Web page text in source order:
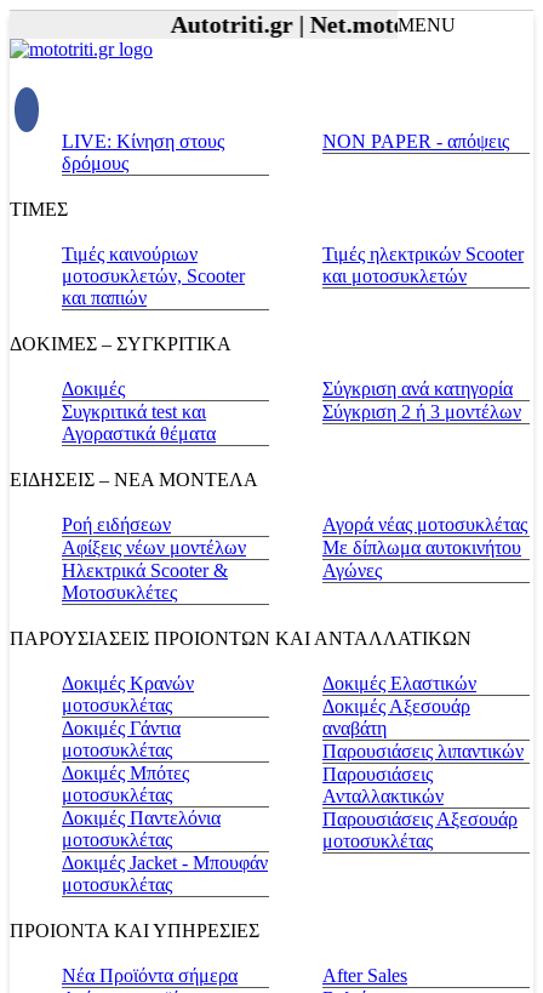
Autotriti.gr |Net.mototriti.gr |
MENU
LIVE: Κίνηση στους
δρόμους
NON PAPER - απόψεις
ΤΙΜΕΣ
Τιμές καινούριων
μοτοσυκλετών, Scooter
και παπιών
Τιμές ηλεκτρικών Scooter
και μοτοσυκλετών
ΔΟΚΙΜΕΣ – ΣΥΓΚΡΙΤΙΚΑ
Δοκιμές
Συγκριτικά test και
Αγοραστικά θέματα
Σύγκριση ανά κατηγορία
Σύγκριση 2 ή 3 μοντέλων
ΕΙΔΗΣΕΙΣ – ΝΕΑ ΜΟΝΤΕΛΑ
Ροή ειδήσεων
Αφίξεις νέων μοντέλων
Ηλεκτρικά Scooter &
Μοτοσυκλέτες
Αγορά νέας μοτοσυκλέτας
Με δίπλωμα αυτοκινήτου
Αγώνες
ΠΑΡΟΥΣΙΑΣΕΙΣ ΠΡΟΙΟΝΤΩΝ ΚΑΙ ΑΝΤΑΛΛΑΤΙΚΩΝ
Δοκιμές Κρανών
μοτοσυκλέτας
Δοκιμές Γάντια
μοτοσυκλέτας
Δοκιμές Μπότες
μοτοσυκλέτας
Δοκιμές Παντελόνια
μοτοσυκλέτας
Δοκιμές Jacket - Μπουφάν
μοτοσυκλέτας
Δοκιμές Ελαστικών
Δοκιμές Αξεσουάρ
αναβάτη
Παρουσιάσεις λιπαντικών
Παρουσιάσεις
Ανταλλακτικών
Παρουσιάσεις Αξεσουάρ
μοτοσυκλέτας
ΠΡΟΙΟΝΤΑ ΚΑΙ ΥΠΗΡΕΣΙΕΣ
Νέα Προϊόντα σήμερα
Αfter Sales